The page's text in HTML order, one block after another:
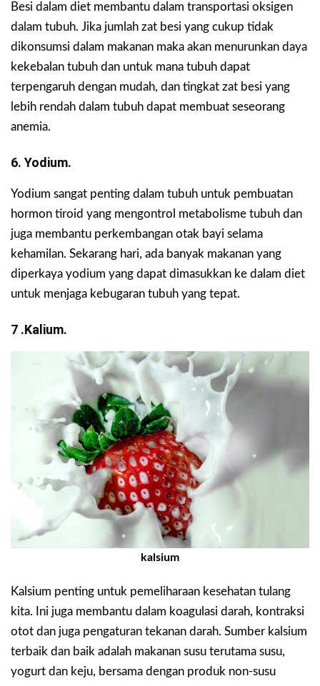
Besi dalam diet membantu dalam transportasi oksigen
dalam tubuh. Jika jumlah zat besi yang cukup tidak
dikonsumsi dalam makanan maka akan menurunkan daya
kekebalan tubuh dan untuk mana tubuh dapat
terpengaruh dengan mudah, dan tingkat zat besi yang
lebih rendah dalam tubuh dapat membuat seseorang
anemia.
6. Yodium.
Yodium sangat penting dalam tubuh untuk pembuatan
hormon tiroid yang mengontrol metabolisme tubuh dan
juga membantu perkembangan otak bayi selama
kehamilan. Sekarang hari, ada banyak makanan yang
diperkaya yodium yang dapat dimasukkan ke dalam diet
untuk menjaga kebugaran tubuh yang tepat.
7 .Kalium.
kalsium
Kalsium penting untuk pemeliharaan kesehatan tulang
kita. Ini juga membantu dalam koagulasi darah, kontraksi
otot dan juga pengaturan tekanan darah. Sumber kalsium
terbaik dan baik adalah makanan susu terutama susu,
yogurt dan keju, bersama dengan produk non-susu